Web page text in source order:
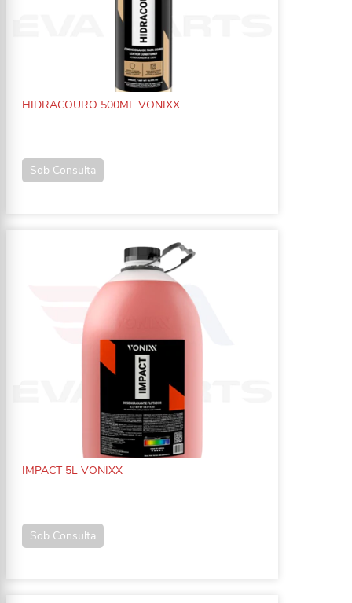
HIDRACOURO 500ML VONIXX
Sob Consulta
IMPACT 5L VONIXX
Sob Consulta